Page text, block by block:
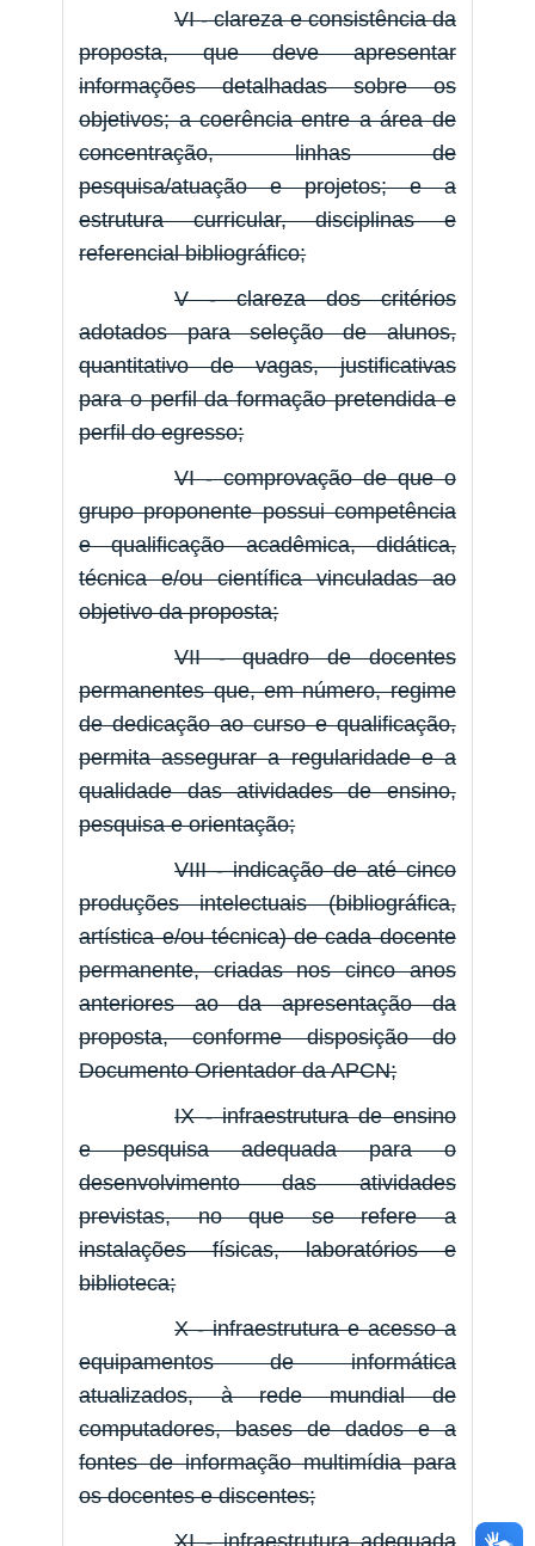
VI - clareza e consistência da
proposta, que deve apresentar
informações detalhadas sobre os
objetivos; a coerência entre a área de
concentração, linhas de
pesquisa/atuação e projetos; e a
estrutura curricular, disciplinas e
referencial bibliográfico;
V - clareza dos critérios
adotados para seleção de alunos,
quantitativo de vagas, justificativas
para o perfil da formação pretendida e
perfil do egresso;
VI - comprovação de que o
grupo proponente possui competência
e qualificação acadêmica, didática,
técnica e/ou científica vinculadas ao
objetivo da proposta;
VII - quadro de docentes
permanentes que, em número, regime
de dedicação ao curso e qualificação,
permita assegurar a regularidade e a
qualidade das atividades de ensino,
pesquisa e orientação;
VIII - indicação de até cinco
produções intelectuais (bibliográfica,
artística e/ou técnica) de cada docente
permanente, criadas nos cinco anos
anteriores ao da apresentação da
proposta, conforme disposição do
Documento Orientador da APCN;
IX - infraestrutura de ensino
e pesquisa adequada para o
desenvolvimento das atividades
previstas, no que se refere a
instalações físicas, laboratórios e
biblioteca;
X - infraestrutura e acesso a
equipamentos de informática
atualizados, à rede mundial de
computadores, bases de dados e a
fontes de informação multimídia para
os docentes e discentes;